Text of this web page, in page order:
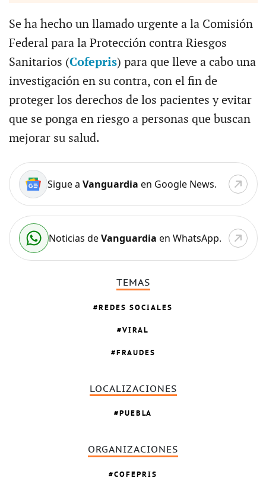
Se ha hecho un llamado urgente a la Comisión
Federal para la Protección contra Riesgos
Sanitarios (Cofepris) para que lleve a cabo una
investigación en su contra, con el fin de
proteger los derechos de los pacientes y evitar
que se ponga en riesgo a personas que buscan
mejorar su salud.
Sigue a Vanguardia en Google News.
Noticias deVanguardia en WhatsApp.
TEMAS
REDES SOCIALES
VIRAL
FRAUDES
LOCALIZACIONES
PUEBLA
ORGANIZACIONES
COFEPRIS